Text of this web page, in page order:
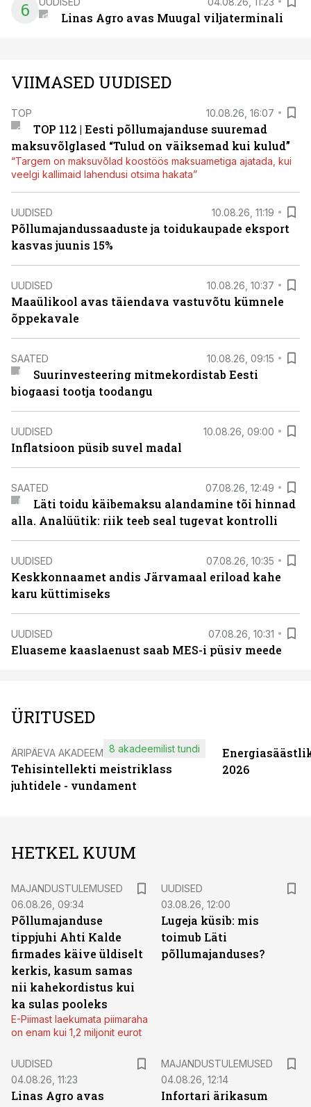
6 Linas Agro avas Muugal viljaterminali
VIIMASED UUDISED
TOP 10.08.26, 16:07
TOP 112 | Eesti põllumajanduse suuremad
maksuvõlglased “Tulud on väiksemad kui kulud”
“Targem on maksuvõlad koostöös maksuametiga ajatada, kui
veelgi kallimaid lahendusi otsima hakata”
UUDISED 10.08.26, 11:19
Põllumajandussaaduste ja toidukaupade eksport
kasvas juunis 15%
UUDISED 10.08.26, 10:37
Maaülikool avas täiendava vastuvõtu kümnele
õppekavale
SAATED 10.08.26, 09:15
Suurinvesteering mitmekordistab Eesti
biogaasi tootja toodangu
UUDISED 10.08.26, 09:00
Inflatsioon püsib suvel madal
SAATED 07.08.26, 12:49
Läti toidu käibemaksu alandamine tõi hinnad
alla. Analüütik: riik teeb seal tugevat kontrolli
UUDISED 07.08.26, 10:35
Keskkonnaamet andis Järvamaal eriload kahe
karu küttimiseks
UUDISED 07.08.26, 10:31
Eluaseme kaaslaenust saab MES-i püsiv meede
ÜRITUSED
ÄRIPÄEVA AKADEEMIA
Tehisintellekti meistriklass
juhtidele - vundament
8 akadeemilist tundi
2026
HETKEL KUUM
MAJANDUSTULEMUSED
06.08.26, 09:34
Põllumajanduse
tippjuhi Ahti Kalde
firmades käive üldiselt
kerkis, kasum samas
nii kahekordistus kui
ka sulas pooleks
E-Piimast laekumata piimaraha
on enam kui 1,2 miljonit eurot
UUDISED
03.08.26, 12:00
Lugeja küsib: mis
toimub Läti
põllumajanduses?
UUDISED
04.08.26, 11:23
Linas Agro avas
MAJANDUSTULEMUSED
04.08.26, 12:14
Infortari ärikasum